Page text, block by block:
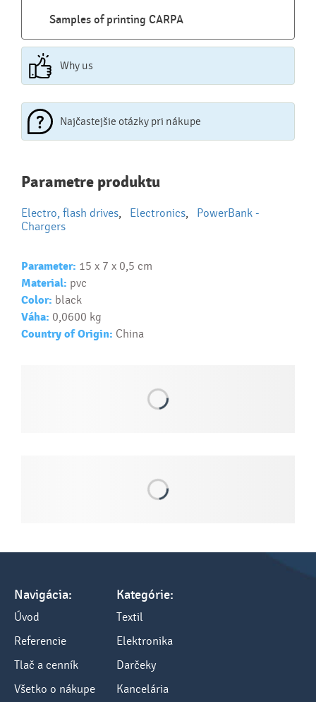
Samples of printing CARPA
Why us
Najčastejšie otázky pri nákupe
Najčastejšie otázky pri nákupe
reklamných predmetov
Ako realizujete potlač na reklamné premedy?
Text...
Parametre produktu
Electro, flash drives Electronics
PowerBank -
Chargers
Parameter: 15 x 7 x 0,5 cm
Material: pvc
Color: black
Váha: 0,0600 kg
Country of Origin: China
Navigácia:
Úvod
Referencie
Tlač a cenník
Všetko o nákupe
Kategórie:
Textil
Elektronika
Darčeky
Kancelária